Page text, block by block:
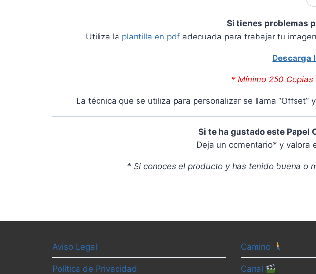
Si tienes problemas
Utiliza la plantilla en pdfadecuada para trabajar tu
Descarga
* Mínimo 250
La técnica que se utiliza para personalizar se llama “Offset”
Si te ha gustado este Papel
Deja un comentario* y valora
* Si conoces el producto y has tenido buena o
Aviso Legal
Política de Privacidad
Camino
Canal